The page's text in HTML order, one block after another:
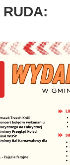
RUDA: